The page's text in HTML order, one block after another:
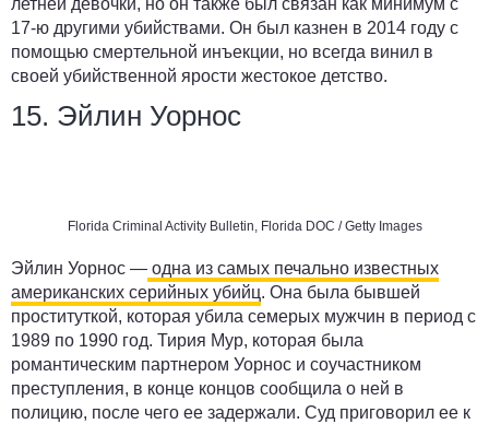
летней девочки, но он также был связан как минимум с
17-ю другими убийствами. Он был казнен в 2014 году с
помощью смертельной инъекции, но всегда винил в
своей убийственной ярости жестокое детство.
15. Эйлин Уорнос
Florida Criminal Activity Bulletin, Florida DOC / Getty Images
Эйлин Уорнос — одна из самых печально известных
американских серийных убийц. Она была бывшей
проституткой, которая убила семерых мужчин в период с
1989 по 1990 год. Тирия Мур, которая была
романтическим партнером Уорнос и соучастником
преступления, в конце концов сообщила о ней в
полицию, после чего ее задержали. Суд приговорил ее к